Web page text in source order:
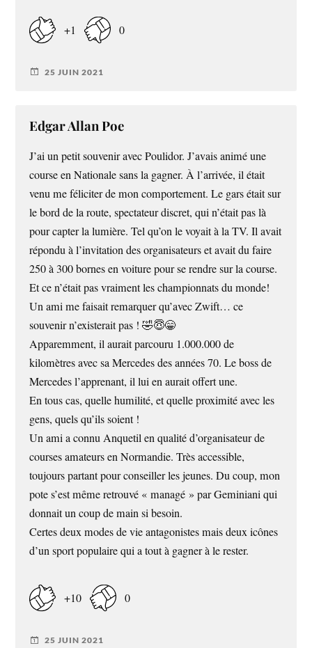
+1 0
25 JUIN 2021
Edgar Allan Poe
J’ai un petit souvenir avec Poulidor. J’avais animé une
course en Nationale sans la gagner. À l’arrivée, il était
venu me féliciter de mon comportement. Le gars était sur
le bord de la route, spectateur discret, qui n’était pas là
pour capter la lumière. Tel qu’on le voyait à la TV. Il avait
répondu à l’invitation des organisateurs et avait du faire
250 à 300 bornes en voiture pour se rendre sur la course.
Et ce n’était pas vraiment les championnats du monde!
Un ami me faisait remarquer qu’avec Zwift… ce
souvenir n’existerait pas ! 🤣😇😁
Apparemment, il aurait parcouru 1.000.000 de
kilomètres avec sa Mercedes des années 70. Le boss de
Mercedes l’apprenant, il lui en aurait offert une.
En tous cas, quelle humilité, et quelle proximité avec les
gens, quels qu’ils soient !
Un ami a connu Anquetil en qualité d’organisateur de
courses amateurs en Normandie. Très accessible,
toujours partant pour conseiller les jeunes. Du coup, mon
pote s’est même retrouvé « managé » par Geminiani qui
donnait un coup de main si besoin.
Certes deux modes de vie antagonistes mais deux icônes
d’un sport populaire qui a tout à gagner à le rester.
+10 0
25 JUIN 2021